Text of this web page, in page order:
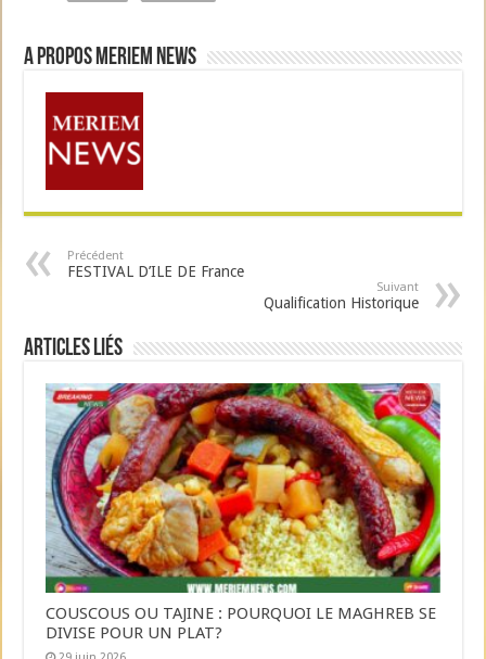
A propos Meriem News
Précédent
FESTIVAL D’ILE DE France
Suivant
Qualification Historique
Articles liés
COUSCOUS OU TAJINE : POURQUOI LE MAGHREB SE
DIVISE POUR UN PLAT?